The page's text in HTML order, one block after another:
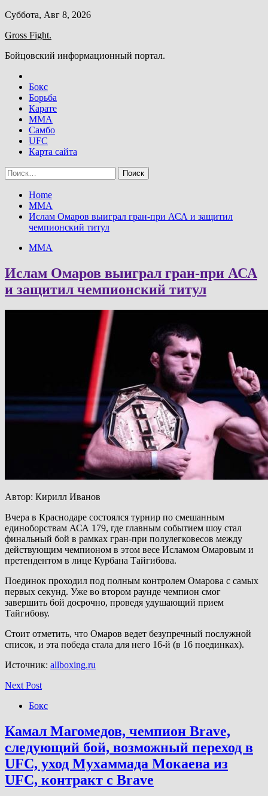
Skip
content
Суббота, Авг 8, 2026
Gross Fight.
Бойцовский информационный портал.
Бокс
Борьба
Карате
ММА
Самбо
UFC
Карта сайта
Найти:
Home
ММА
Ислам Омаров выиграл гран-при АСА и защитил
чемпионский титул
ММА
Ислам Омаров выиграл гран-при АСА
и защитил чемпионский титул
Автор: Кирилл Иванов
Вчера в Краснодаре состоялся турнир по смешанным
единоборствам АСА 179, где главным событием шоу стал
финальный бой в рамках гран-при полулегковесов между
действующим чемпионом в этом весе Исламом Омаровым и
претендентом в лице Курбана Тайгибова.
Поединок проходил под полным контролем Омарова с самых
первых секунд. Уже во втором раунде чемпион смог
завершить бой досрочно, проведя удушающий прием
Тайгибову.
Стоит отметить, что Омаров ведет безупречный послужной
список, и эта победа стала для него 16-й (в 16 поединках).
Источник: allboxing.ru
Next Post
Бокс
Камал Магомедов, чемпион Brave,
следующий бой, возможный переход в
UFC, уход Мухаммада Мокаева из
UFC, контракт с Brave